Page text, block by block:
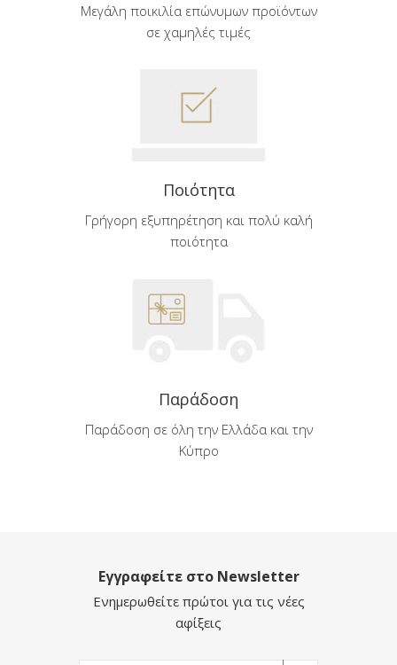
Μεγάλη ποικιλία επώνυμων προϊόντων
σε χαμηλές τιμές
Ποιότητα
Γρήγορη εξυπηρέτηση και πολύ καλή
ποιότητα
Παράδοση
Παράδοση σε όλη την Ελλάδα και την
Κύπρο
Εγγραφείτε στο Newsletter
Ενημερωθείτε πρώτοι για τις νέες
αφίξεις